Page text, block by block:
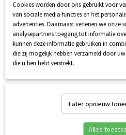
Inloggen Registreren
Slangpilaar 1 1/4" x 32mm
Cookies worden door ons gebruikt voor
van sociale media-functies en het
advertenties. Daarnaast verlenen we onze
analysepartners toegang tot informatie
kunnen deze informatie gebruiken in
die zij mogelijk hebben verzameld door
die u hen hebt verstrekt.
Later opnieuw
Alles